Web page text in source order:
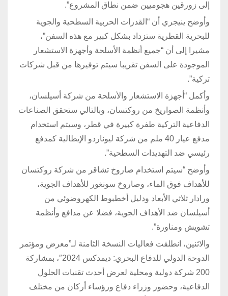
إلى زورقين هجوميين ضمن نطاق المشروع”.
وأوضح ينيجري أن “القدرات الحربية السطحية والجوية
للبحرية القطرية ستزداد بشكل كبير مع هذه السفن”،
مشيرا إلى أن “جميع أنظمة الأسلحة وأجهزة الاستشعار
الموجودة على السفن تقريبا سيتم توفيرها من قبل شركات
تركية”.
وأكمل “أجهزة الاستشعار والأسلحة من شركة أسيلسان،
وأنظمة الصواريخ من روكتسان، وبالتالي ستحقق الصناعات
الدفاعية التركية طفرة كبيرة في قطر، وسيتم استخدام
مدفع عيار 40 ملم من شركة ليوناردو الإيطالية كمدفع
رئيسي ضد التهديدات السطحية”.
وأوضح “سيتم استخدام صاروخ تشاقر من شركة روكتسان
للأهداف فوق الماء، وصاروخ سونغور للأهداف الجوية،
ورادار ثلاثي الأبعاد ودليل أخطبوط الكهروضوئي من
أسيلسان ضد الأهداف الجوية، فضلا عن مدافع وأنظمة
تشويش ومناورة”.
والاثنين، انطلقت فعاليات النسخة الثامنة لـ”معرض ومؤتمر
الدوحة الدولي للدفاع البحري: ديمدكس 2024″، بمشاركة
200 شركة دولية ومحلية لعرض أحدث تقنيات الحلول
الدفاعية، وحضور وزراء دفاع ورؤساء أركان من مختلف